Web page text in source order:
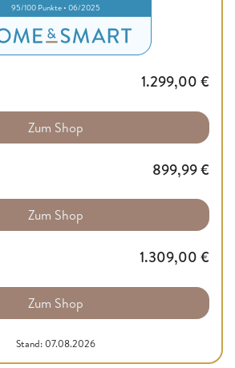
95/100 Punkte • 06/2025
1.299,00 €
Zum Shop
899,99€
Zum Shop
1.309,00 €
Zum Shop
Stand: 07.08.2026